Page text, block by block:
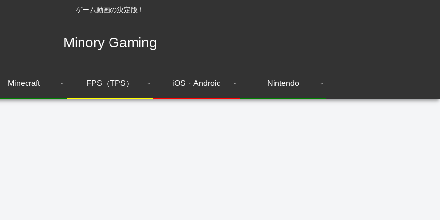
ゲーム動画の決定版！
Minory Gaming
Minecraft FPS（TPS） iOS・Android Nintendo